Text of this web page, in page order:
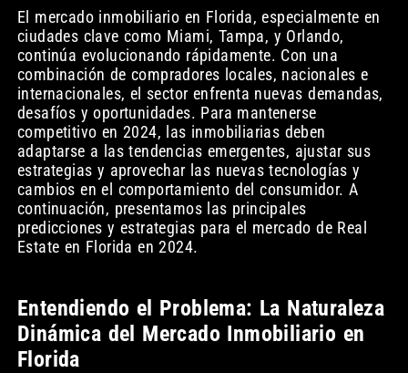
El mercado inmobiliario en Florida, especialmente en
ciudades clave como Miami, Tampa, y Orlando,
continúa evolucionando rápidamente. Con una
combinación de compradores locales, nacionales e
internacionales, el sector enfrenta nuevas demandas,
desafíos y oportunidades. Para mantenerse
competitivo en 2024, las inmobiliarias deben
adaptarse a las tendencias emergentes, ajustar sus
estrategias y aprovechar las nuevas tecnologías y
cambios en el comportamiento del consumidor. A
continuación, presentamos las principales
predicciones y estrategias para el mercado de Real
Estate en Florida en 2024.
Entendiendo el Problema: La Naturaleza
Dinámica del Mercado Inmobiliario en
Florida